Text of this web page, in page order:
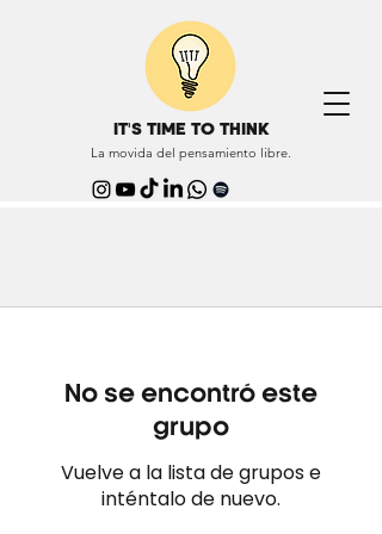
IT'S TIME TO THINK
La movida del pensamiento libre.
No se encontró este
grupo
Vuelve a la lista de grupos e
inténtalo de nuevo.